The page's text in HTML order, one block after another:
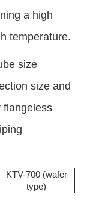
a high
temperature.
size
size and
flangeless
KTV-700 (wafer
type)